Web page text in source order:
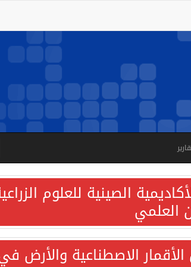
الصينية للعلوم
العلمي
الاصطناعية والأرض